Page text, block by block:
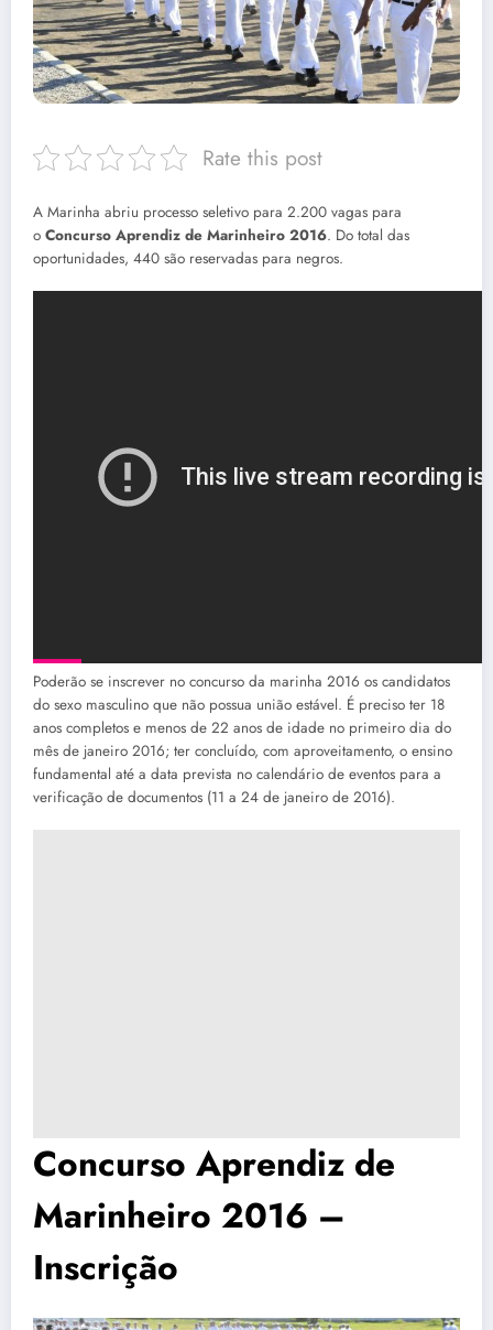
Rate this post
A Marinha abriu processo seletivo para 2.200 vagas para
o Concurso Aprendiz de Marinheiro 2016. Do total das
oportunidades, 440 são reservadas para negros.
Poderão se inscrever no concurso da marinha 2016 os candidatos
do sexo masculino que não possua união estável. É preciso ter 18
anos completos e menos de 22 anos de idade no primeiro dia do
mês de janeiro 2016; ter concluído, com aproveitamento, o ensino
fundamental até a data prevista no calendário de eventos para a
verificação de documentos (11 a 24 de janeiro de 2016).
Concurso Aprendiz de
Marinheiro 2016 –
Inscrição